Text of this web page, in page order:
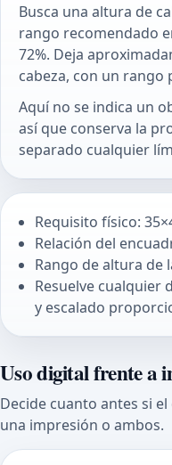
Busca una altura de
rango recomendado
72%. Deja
cabeza, con un rango
Aquí no se indica un
así que conserva la
separado cualquier
Requisito físico:
Relación del
Rango de altura de
Resuelve cualquier
y escalado
Uso digital frente a
Decide cuanto antes si
una impresión o ambos.